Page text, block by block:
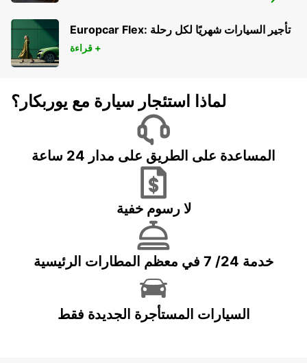
MALMO CITY
MALMO - SWEDEN
Europcar Flex: تأجير السيارات شهريًا لكل رحلة
قراءة +
لماذا استئجار سيارة مع يوربكار؟
المساعدة على الطريق على مدار 24 ساعة
لا رسوم خفية
خدمة 24/ 7 في معظم المطارات الرئيسية
السيارات المستأجرة الجديدة فقط